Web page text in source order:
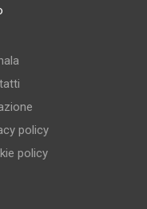
policy
policy